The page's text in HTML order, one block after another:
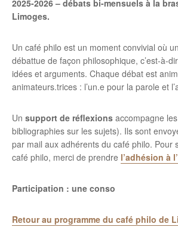
2025-2026 – débats bi-mensuels à la
Limoges.
Un café philo est un moment convivial où
débattue de façon philosophique, c’est-à-
idées et arguments. Chaque débat est
animateurs.trices : l’un.e pour la parole et
Un support de réflexions accompagne
bibliographies sur les sujets). Ils sont
par mail aux adhérents du café philo. Pour
café philo, merci de prendre l’adhésion à
Participation : une conso
Retour au programme du café philo de